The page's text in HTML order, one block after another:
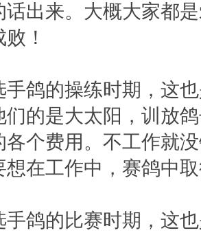
话出来。大概大家都
！
鸽的操练时期，这
们的是大太阳，训放
各个费用。不工作就
想在工作中，赛鸽中
鸽的比赛时期，这